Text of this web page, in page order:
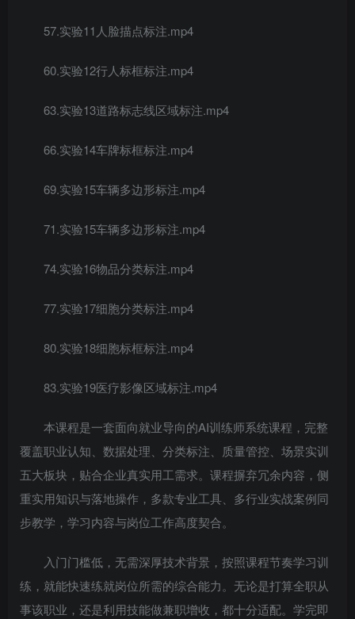
57.实验11人脸描点标注.mp4
60.实验12行人标框标注.mp4
63.实验13道路标志线区域标注.mp4
66.实验14车牌标框标注.mp4
69.实验15车辆多边形标注.mp4
71.实验15车辆多边形标注.mp4
74.实验16物品分类标注.mp4
77.实验17细胞分类标注.mp4
80.实验18细胞标框标注.mp4
83.实验19医疗影像区域标注.mp4
本课程是一套面向就业导向的AI训练师系统课程，完整
覆盖职业认知、数据处理、分类标注、质量管控、场景实训
五大板块，贴合企业真实用工需求。课程摒弃冗余内容，侧
重实用知识与落地操作，多款专业工具、多行业实战案例同
步教学，学习内容与岗位工作高度契合。
入门门槛低，无需深厚技术背景，按照课程节奏学习训
练，就能快速练就岗位所需的综合能力。无论是打算全职从
事该职业，还是利用技能做兼职增收，都十分适配。学完即